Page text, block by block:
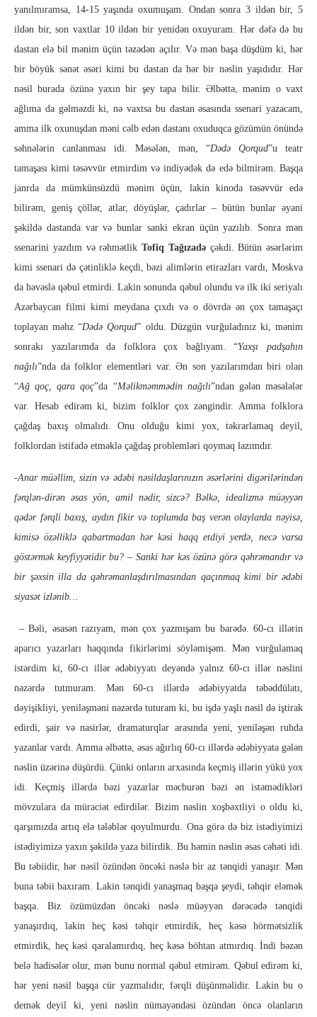
yanılmıramsa, 14-15 yaşında oxumuşam. Ondan sonra 3 ildən bir, 5
ildən bir, son vaxtlar 10 ildən bir yenidən oxuyuram. Hər dəfə də bu
dastan elə bil mənim üçün təzədən açılır. Və mən başa düşdüm ki, hər
bir böyük sənət əsəri kimi bu dastan da hər bir nəslin yaşıdıdır. Hər
nəsil burada özünə yaxın bir şey tapa bilir. Əlbəttə, mənim o vaxt
ağlıma da gəlməzdi ki, nə vaxtsa bu dastan əsasında ssenari yazacam,
amma ilk oxunuşdan məni cəlb edən dastanı oxuduqca gözümün önündə
səhnələrin canlanması idi. Məsələn, mən, “Dədə Qorqud”u teatr
tamaşası kimi təsəvvür etmirdim və indiyədək də edə bilmirəm. Başqa
janrda da mümkünsüzdü mənim üçün, lakin kinoda təsəvvür edə
bilirəm, geniş çöllər, atlar, döyüşlər, çadırlar – bütün bunlar əyani
şəkildə dastanda var və bunlar sanki ekran üçün yazılıb. Sonra mən
ssenarini yazdım və rəhmətlik Tofiq Tağızadəçəkdi. Bütün əsərlərim
kimi ssenari də çətinliklə keçdi, bəzi alimlərin etirazları vardı, Moskva
da həvəslə qəbul etmirdi. Lakin sonunda qəbul olundu və ilk iki seriyalı
Azərbaycan filmi kimi meydana çıxdı və o dövrdə ən çox tamaşaçı
toplayan məhz “Dədə Qorqud” oldu. Düzgün vurğuladınız ki, mənim
sonrakı yazılarımda da folklora çox bağlıyam. “Yaxşı padşahın
nağılı”nda da folklor elementləri var. Ən son yazılarımdan biri olan
“Ağ qoç, qara qoç”da “Məlikməmmədin nağılı”ndan gələn məsələlər
var. Hesab edirəm ki, bizim folklor çox zəngindir. Amma folklora
çağdaş baxış olmalıdı. Onu olduğu kimi yox, təkrarlamaq deyil,
folklordan istifadə etməklə çağdaş problemləri qoymaq lazımdır.
-Anar müəllim, sizin və ədəbi nəsildaşlarınızın əsərlərini digərilərindən
fərqlən-dirən əsas yön, amil nədir, sizcə? Bəlkə, idealizmə müəyyən
qədər fərqli baxış, aydın fikir və toplumda baş verən olaylarda nəyisə,
kimisə özəlliklə qabartmadan hər kəsi haqq etdiyi yerdə, necə varsa
göstərmək keyfiyyətidir bu? – Sanki hər kəs özünə görə qəhrəmandır və
bir şəxsin illa da qəhrəmanlaşdırılmasından qaçınmaq kimi bir ədəbi
siyasət izlənib…
– Bəli, əsasən razıyam, mən çox yazmışam bu barədə. 60-cı illərin
aparıcı yazarları haqqında fikirlərimi söyləmişəm. Mən vurğulamaq
istərdim ki, 60-cı illər ədəbiyyatı deyəndə yalnız 60-cı illər nəslini
nəzərdə tutmuram. Mən 60-cı illərdə ədəbiyyatda təbəddülatı,
dəyişikliyi, yeniləşməni nəzərdə tuturam ki, bu işdə yaşlı nəsil də iştirak
edirdi, şair və nasirlər, dramaturqlar arasında yeni, yeniləşən ruhda
yazanlar vardı. Amma əlbəttə, əsas ağırlıq 60-cı illərdə ədəbiyyata gələn
nəslin üzərinə düşürdü. Çünki onların arxasında keçmiş illərin yükü yox
idi. Keçmiş illərdə bəzi yazarlar məcburən bəzi ən istəmədikləri
mövzulara da müraciət edirdilər. Bizim nəslin xoşbəxtliyi o oldu ki,
qarşımızda artıq elə tələblər qoyulmurdu. Ona görə də biz istədiyimizi
istədiyimizə yaxın şəkildə yaza bilirdik. Bu həmin nəslin əsas cəhəti idi.
Bu təbiidir, hər nəsil özündən öncəki nəslə bir az tənqidi yanaşır. Mən
buna təbii baxıram. Lakin tənqidi yanaşmaq başqa şeydi, təhqir eləmək
başqa. Biz özümüzdən öncəki nəslə müəyyən dərəcədə tənqidi
yanaşırdıq, lakin heç kəsi təhqir etmirdik, heç kəsə hörmətsizlik
etmirdik, heç kəsi qaralamırdıq, heç kəsə böhtan atmırdıq. İndi bəzən
belə hadisələr olur, mən bunu normal qəbul etmirəm. Qəbul edirəm ki,
hər yeni nəsil başqa cür yazmalıdır, fərqli düşünməlidir. Lakin bu o
demək deyil ki, yeni nəslin nümayəndəsi özündən öncə olanların